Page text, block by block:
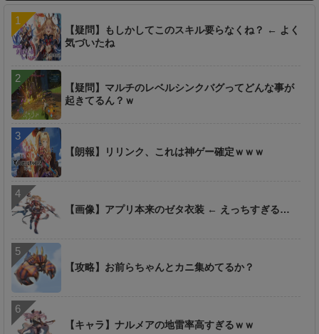
【疑問】もしかしてこのスキル要らなくね？ ← よく
気づいたね
【疑問】マルチのレベルシンクバグってどんな事が
起きてるん？ｗ
【朗報】リリンク、これは神ゲー確定ｗｗｗ
【画像】アプリ本来のゼタ衣装 ← えっちすぎる…
【攻略】お前らちゃんとカニ集めてるか？
【キャラ】ナルメアの地雷率高すぎるｗｗ